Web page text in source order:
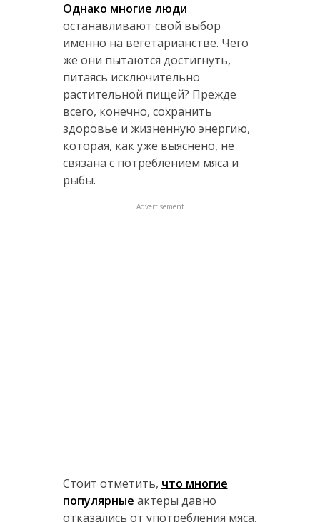
Однако многие люди
останавливают свой выбор
именно на вегетарианстве. Чего
же они пытаются достигнуть,
питаясь исключительно
растительной пищей? Прежде
всего, конечно, сохранить
здоровье и жизненную энергию,
которая, как уже выяснено, не
связана с потреблением мяса и
рыбы.
Стоит отметить, что многие
популярные актеры давно
отказались от употребления мяса,